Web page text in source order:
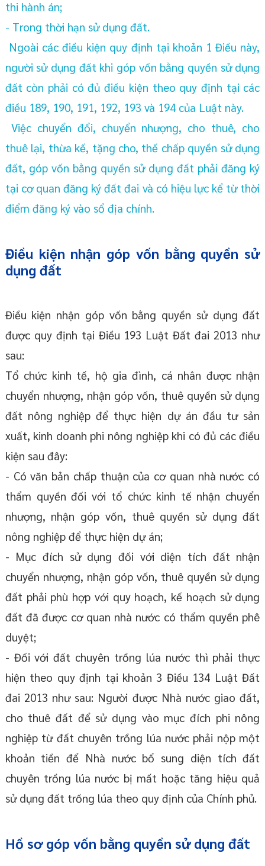
thi hành án;
- Trong thời hạn sử dụng đất.
Ngoài các điều kiện quy định tại khoản 1 Điều này,
người sử dụng đất khi góp vốn bằng quyền sử dụng
đất còn phải có đủ điều kiện theo quy định tại các
điều 189, 190, 191, 192, 193 và 194 của Luật này.
Việc chuyển đổi, chuyển nhượng, cho thuê, cho
thuê lại, thừa kế, tặng cho, thế chấp quyền sử dụng
đất, góp vốn bằng quyền sử dụng đất phải đăng ký
tại cơ quan đăng ký đất đai và có hiệu lực kể từ thời
điểm đăng ký vào sổ địa chính.
Điều kiện nhận góp vốn bằng quyền sử
dụng đất
Điều kiện nhận góp vốn bằng quyền sử dụng đất
được quy định tại Điều 193 Luật Đất đai 2013 như
sau:
Tổ chức kinh tế, hộ gia đình, cá nhân được nhận
chuyển nhượng, nhận góp vốn, thuê quyền sử dụng
đất nông nghiệp để thực hiện dự án đầu tư sản
xuất, kinh doanh phi nông nghiệp khi có đủ các điều
kiện sau đây:
- Có văn bản chấp thuận của cơ quan nhà nước có
thẩm quyền đối với tổ chức kinh tế nhận chuyển
nhượng, nhận góp vốn, thuê quyền sử dụng đất
nông nghiệp để thực hiện dự án;
- Mục đích sử dụng đối với diện tích đất nhận
chuyển nhượng, nhận góp vốn, thuê quyền sử dụng
đất phải phù hợp với quy hoạch, kế hoạch sử dụng
đất đã được cơ quan nhà nước có thẩm quyền phê
duyệt;
- Đối với đất chuyên trồng lúa nước thì phải thực
hiện theo quy định tại khoản 3 Điều 134 Luật Đất
đai 2013 như sau: Người được Nhà nước giao đất,
cho thuê đất để sử dụng vào mục đích phi nông
nghiệp từ đất chuyên trồng lúa nước phải nộp một
khoản tiền để Nhà nước bổ sung diện tích đất
chuyên trồng lúa nước bị mất hoặc tăng hiệu quả
sử dụng đất trồng lúa theo quy định của Chính phủ.
Hồ sơ góp vốn bằng quyền sử dụng đất